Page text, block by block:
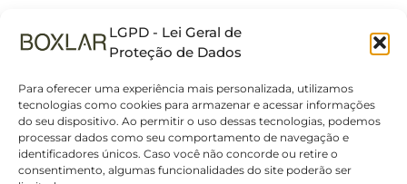
LGPD - Lei Geral de
Proteção de Dados
Para oferecer uma experiência mais personalizada, utilizamos
tecnologias como cookies para armazenar e acessar informações
do seu dispositivo. Ao permitir o uso dessas tecnologias, podemos
processar dados como seu comportamento de navegação e
identificadores únicos. Caso você não concorde ou retire o
consentimento, algumas funcionalidades do site poderão ser
Linkedin
© 2025 Boxlar | Soluções em iluminação, elétrica e smart home.
Todos os direitos reservados. – CNPJ 55.267.682/0001-95